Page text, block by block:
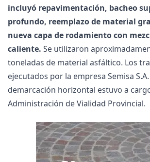
incluyó repavimentación, bacheo
profundo, reemplazo de material
nueva capa de rodamiento con
caliente. Se utilizaron
toneladas de material asfáltico. Los
ejecutados por la empresa Semisa
demarcación horizontal estuvo a
Administración de Vialidad Provincial.